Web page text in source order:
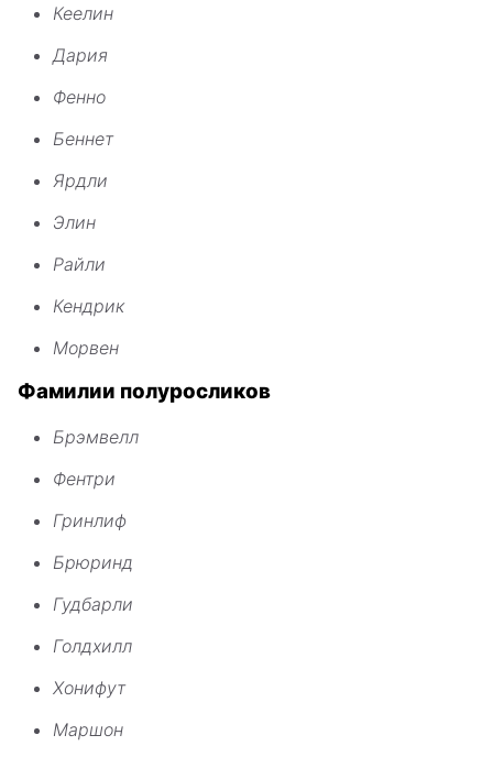
Кеелин
Дария
Фенно
Беннет
Ярдли
Элин
Райли
Кендрик
Морвен
Фамилии полуросликов
Брэмвелл
Фентри
Гринлиф
Брюринд
Гудбарли
Голдхилл
Хонифут
Маршон